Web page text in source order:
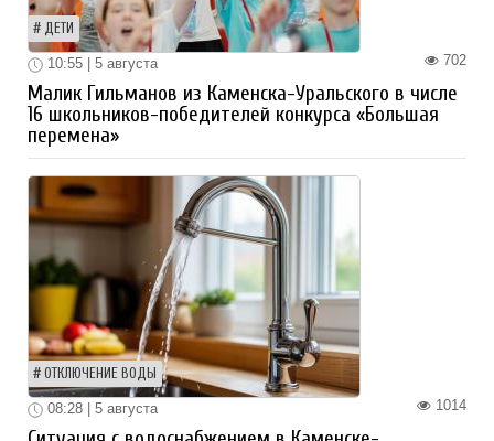
ДЕТИ
702
10:55 | 5 августа
Малик Гильманов из Каменска-Уральского в числе
16 школьников-победителей конкурса «Большая
перемена»
ОТКЛЮЧЕНИЕ ВОДЫ
1014
08:28 | 5 августа